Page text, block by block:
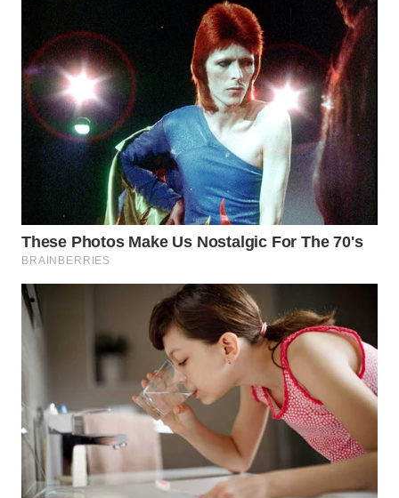
WN
CIANJUR
WN
KEPULAUAN
SERIBU
WN
TANGERANG
BINJAI
WN
INDRAMAYU
WN
KUNINGAN